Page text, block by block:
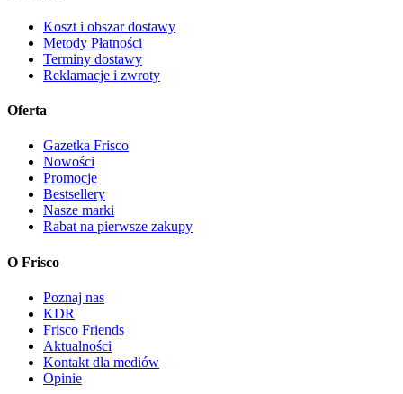
Koszt i obszar dostawy
Metody Płatności
Terminy dostawy
Reklamacje i zwroty
Oferta
Gazetka Frisco
Nowości
Promocje
Bestsellery
Nasze marki
Rabat na pierwsze zakupy
O Frisco
Poznaj nas
KDR
Frisco Friends
Aktualności
Kontakt dla mediów
Opinie